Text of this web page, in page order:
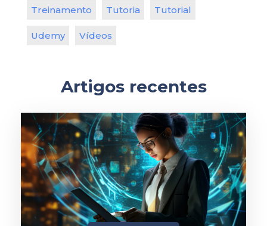
Treinamento Tutoria Tutorial
Udemy Vídeos
Artigos recentes